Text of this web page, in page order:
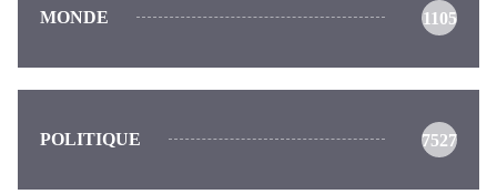
MONDE 1105
POLITIQUE 7527